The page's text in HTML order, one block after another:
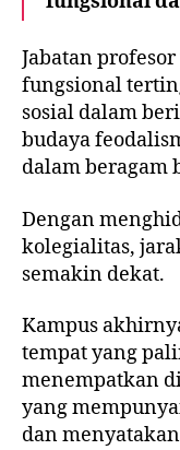
Jabatan
fungsional
sosial dalam
budaya
dalam beragam
Dengan
kolegialitas,
semakin dekat.
Kampus
tempat yang
menempatkan
yang
dan